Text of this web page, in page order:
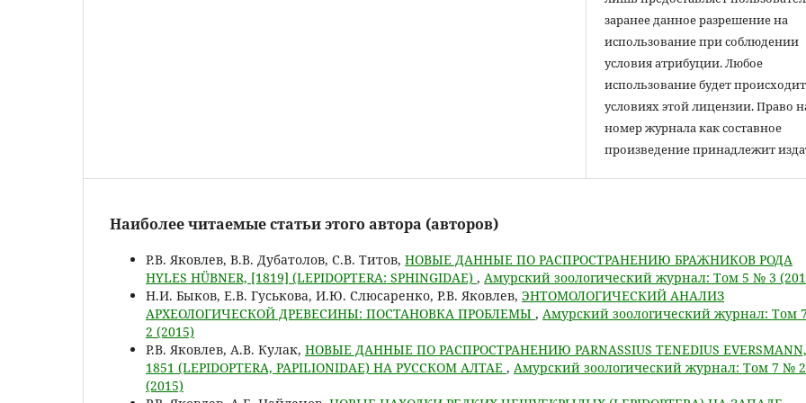
заранее данное разрешение на
использование при соблюдении
условия атрибуции. Любое
использование будет
условиях этой лицензии. Право
номер журнала как составное
произведение принадлежит
Наиболее читаемые статьи этого автора (авторов)
Р.В. Яковлев, В.В. Дубатолов, С.В. Титов, НОВЫЕ ДАННЫЕ ПО РАСПРОСТРАНЕНИЮ БРАЖНИКОВ РОДА
HYLES HÜBNER, [1819] (LEPIDOPTERA: SPHINGIDAE) , Амурский зоологический журнал: Том 5 № 3
Н.И. Быков, Е.В. Гуськова, И.Ю. Слюсаренко, Р.В. Яковлев, ЭНТОМОЛОГИЧЕСКИЙ АНАЛИЗ
АРХЕОЛОГИЧЕСКОЙ ДРЕВЕСИНЫ: ПОСТАНОВКА ПРОБЛЕМЫ , Амурский зоологический журнал: Том
2 (2015)
Р.В. Яковлев, А.В. Кулак, НОВЫЕ ДАННЫЕ ПО РАСПРОСТРАНЕНИЮ PARNASSIUS TENEDIUS EVERSMANN,
1851 (LEPIDOPTERA, PAPILIONIDAE) НА РУССКОМ АЛТАЕ , Амурский зоологический журнал: Том 7 № 2
(2015)